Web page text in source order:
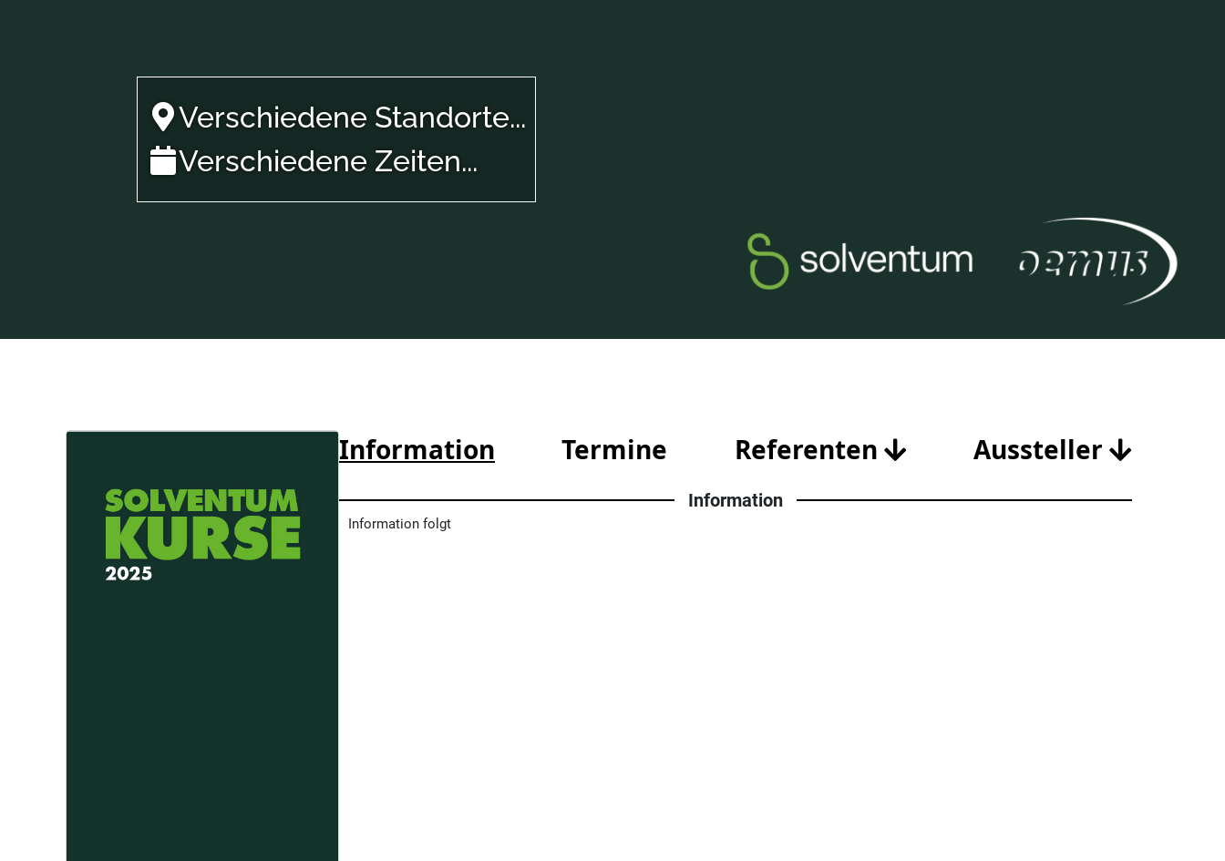
Verschiedene Standorte...
Verschiedene Zeiten...
Information Termine Referenten Aussteller
Information
Information folgt